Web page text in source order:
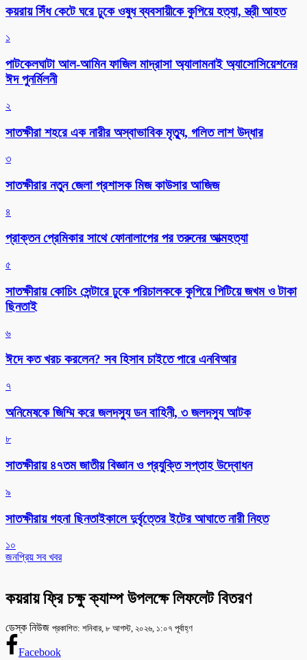
কয়রায় সিঁধ কেটে ঘরে ঢুকে ওষুধ ব্যবসায়ীকে কুপিয়ে হত্যা, স্ত্রী আহত
১
পাটকেলঘাটা আল-আমিন ফাজিল মাদ্রাসা অ্যালামনাই অ্যাসোসিয়েশনের
ঈদ পুনর্মিলনী
২
সাতক্ষীরা শহরে এক নারীর অস্বাভাবিক মৃত্যু, গলিত লাশ উদ্ধার
৩
সাতক্ষীরার নতুন জেলা প্রশাসক মিজ কাউসার আজিজ
৪
প্রাক্তন প্রেমিকার সাথে ফোনালাপের পর তরুনের আত্মহত্যা
৫
সাতক্ষীরায় কোচিং সেন্টারে ঢুকে পরিচালককে কুপিয়ে পিটিয়ে জখম ও টাকা
ছিনতাই
৬
ঈদে কত খরচ করলেন? সব হিসাব চাইতে পারে এনবিআর
৭
অনিমেষকে জিম্মি করে জলদস্যু ডন বাহিনী, ৩ জলদস্যু আটক
৮
সাতক্ষীরায় ৪৭তম জাতীয় বিজ্ঞান ও প্রযুক্তি সপ্তাহ উদ্বোধন
৯
সাতক্ষীরায় গহনা ছিনতাইকালে দুর্বৃত্তের ইটের আঘাতে নারী নিহত
১০
জনপ্রিয় সব খবর
কয়রায় ফ্রি চক্ষু ক্যাম্প উপলক্ষে লিফলেট বিতরণ
ডেস্ক নিউজ প্রকাশিত: শনিবার, ৮ আগস্ট, ২০২৬, ১:০৭ পূর্বাহ্ণ
Facebook